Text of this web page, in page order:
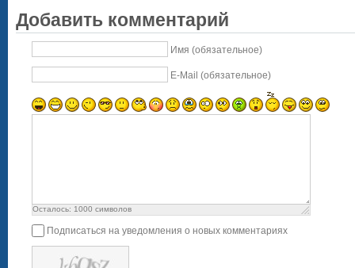
Добавить комментарий
Имя (обязательное)
E-Mail (обязательное)
Осталось: 1000 символов
Подписаться на уведомления о новых комментариях